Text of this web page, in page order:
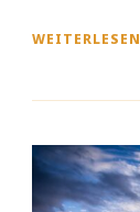
WEITERLESEN